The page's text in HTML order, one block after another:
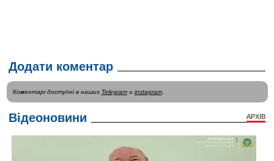
Додати коментар
Коментарі доступні в наших Telegramи instagram.
Відеоновини АРХІВ